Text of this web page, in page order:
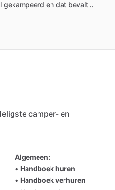
gekampeerd en dat bevalt…
camper- en
Algemeen:
• Handboek huren
• Handboek verhuren